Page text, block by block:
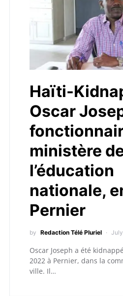
Haïti-
Oscar
ministère
l’éducation
nationale,
Pernier
by Redaction Télé Pluriel
Oscar Joseph a été
2022 à Pernier, dans la
ville. Il…